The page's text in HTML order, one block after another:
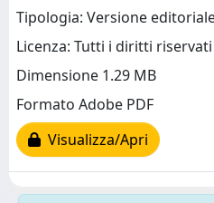
Tipologia: Versione
Licenza: Tutti i diritti
Dimensione 1.29 MB
Formato Adobe PDF
Visualizza/Apri